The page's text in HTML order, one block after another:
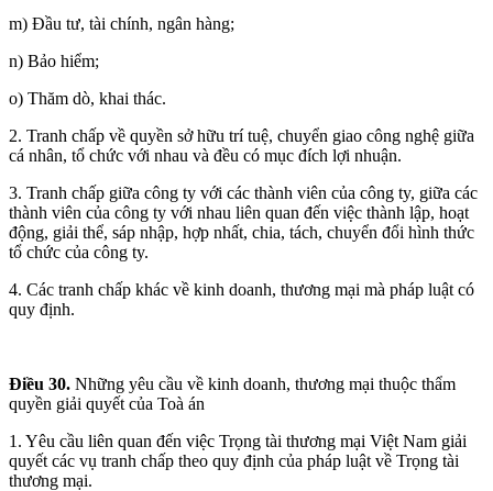
m) Đầu tư, tài chính, ngân hàng;
n) Bảo hiểm;
o) Thăm dò, khai thác.
2. Tranh chấp về quyền sở hữu trí tuệ, chuyển giao công nghệ giữa
cá nhân, tổ chức với nhau và đều có mục đích lợi nhuận.
3. Tranh chấp giữa công ty với các thành viên của công ty, giữa các
thành viên của công ty với nhau liên quan đến việc thành lập, hoạt
động, giải thể, sáp nhập, hợp nhất, chia, tách, chuyển đổi hình thức
tổ chức của công ty.
4. Các tranh chấp khác về kinh doanh, thương mại mà pháp luật có
quy định.
Điều 30. Những yêu cầu về kinh doanh, thương mại thuộc thẩm
quyền giải quyết của Toà án
1. Yêu cầu liên quan đến việc Trọng tài thương mại Việt Nam giải
quyết các vụ tranh chấp theo quy định của pháp luật về Trọng tài
thương mại.